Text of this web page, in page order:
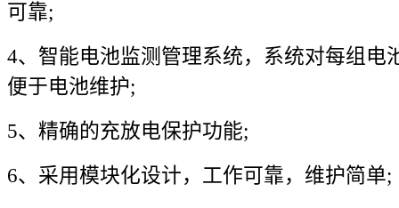
可靠;
4、智能电池监测管理系统，系统对每组电
便于电池维护;
5、精确的充放电保护功能;
6、采用模块化设计，工作可靠，维护简单;